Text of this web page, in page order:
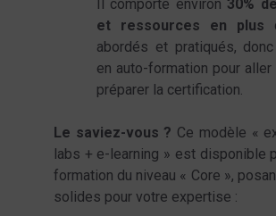
Il comporte environ 30%
et ressources en plus
abordés et pratiqués,
en auto-formation pour
préparer la certification.
Le saviez-vous ? Ce modèle «
labs + e-learning » est disponible
formation du niveau « Core »,
solides pour votre expertise :